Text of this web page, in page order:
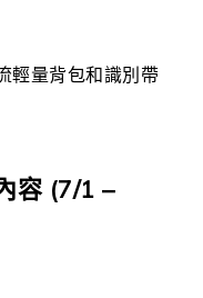
輕量背包和識別帶
容(7/1 –